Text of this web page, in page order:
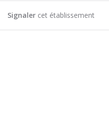
Signaler cet établissement